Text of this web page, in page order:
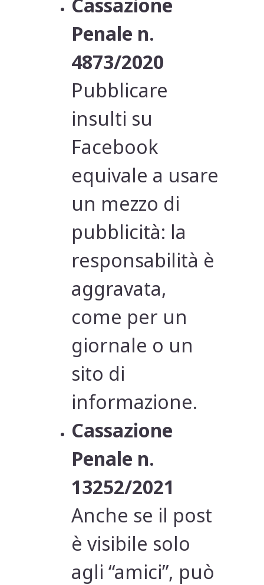
Penale n.
4873/2020
Pubblicare
insulti su
Facebook
equivale a usare
un mezzo di
pubblicità: la
responsabilità è
aggravata,
come per un
giornale o un
sito di
informazione.
Cassazione
Penale n.
13252/2021
Anche se il post
è visibile solo
agli “amici”, può